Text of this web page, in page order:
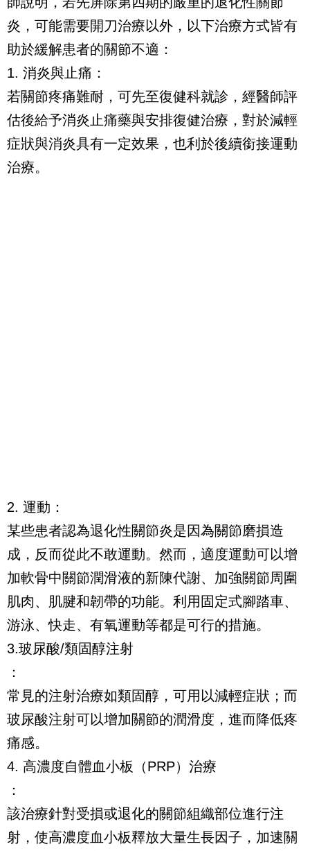
炎，可能需要開刀治療以外，以下治療方式皆有
助於緩解患者的關節不適：
1. 消炎與止痛：
若關節疼痛難耐，可先至復健科就診，經醫師評
估後給予消炎止痛藥與安排復健治療，對於減輕
症狀與消炎具有一定效果，也利於後續銜接運動
治療。
2. 運動：
某些患者認為退化性關節炎是因為關節磨損造
成，反而從此不敢運動。然而，適度運動可以增
加軟骨中關節潤滑液的新陳代謝、加強關節周圍
肌肉、肌腱和韌帶的功能。利用固定式腳踏車、
游泳、快走、有氧運動等都是可行的措施。
3.玻尿酸/類固醇注射
：
常見的注射治療如類固醇，可用以減輕症狀；而
玻尿酸注射可以增加關節的潤滑度，進而降低疼
痛感。
4. 高濃度自體血小板（PRP）治療
：
該治療針對受損或退化的關節組織部位進行注
射，使高濃度血小板釋放大量生長因子，加速關